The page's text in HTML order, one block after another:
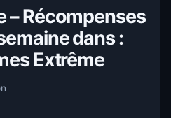
– Récompenses
dans :
Extrême